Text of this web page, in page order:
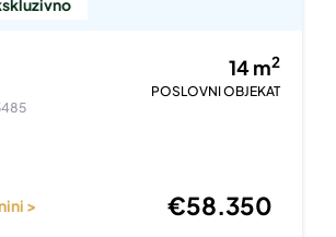
14m2
POSLOVNI OBJEKAT
> €58.350